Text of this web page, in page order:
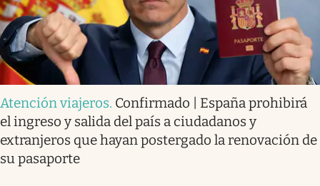
Atención viajeros. Confirmado | España prohibirá
el ingreso y salida del país a ciudadanos y
extranjeros que hayan postergado la renovación de
su pasaporte